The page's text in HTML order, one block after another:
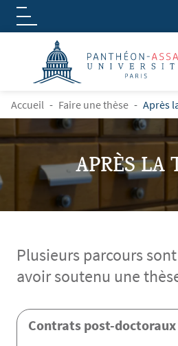
Aller au contenu principal
Logo
FIL D'ARIANE
Accueil Faire une thèse Après
APRÈS LA
Plusieurs parcours
avoir soutenu une
ContenuContrats post-doctoraux